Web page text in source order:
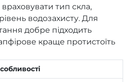
тип скла,
водозахисту. Для
добре підходить
краще протистоїть